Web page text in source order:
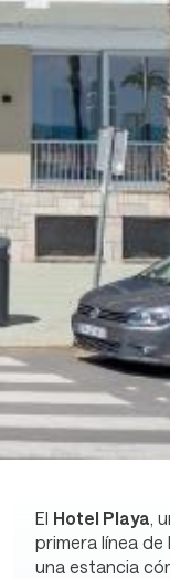
El Hotel Playa,
primera línea
una estancia